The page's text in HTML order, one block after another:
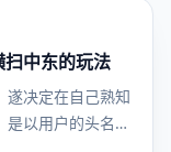
中东的玩法
遂决定在自己熟知
以用户的头名人